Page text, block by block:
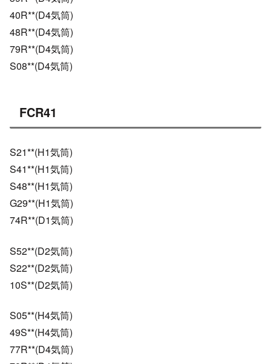
40R**(D4気筒)
48R**(D4気筒)
79R**(D4気筒)
S08**(D4気筒)
FCR41
S21**(H1気筒)
S41**(H1気筒)
S48**(H1気筒)
G29**(H1気筒)
74R**(D1気筒)
S52**(D2気筒)
S22**(D2気筒)
10S**(D2気筒)
S05**(H4気筒)
49S**(H4気筒)
77R**(D4気筒)